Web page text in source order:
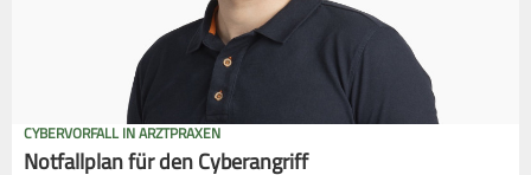
CYBERVORFALL IN ARZTPRAXEN
Notfallplan für den Cyberangriff